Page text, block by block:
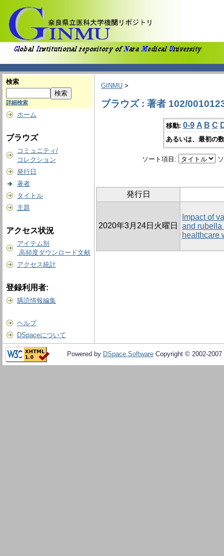
検索
詳細検索
ホーム
ブラウズ
コミュニティ/
コレクション
発行日
著者
タイトル
主題
アクセス状況
アイテム別
高頻度ダウンロード文献
アクセス統計
登録利用者:
購読情報編集
ヘルプ
DSpaceについて
GINMU >
ブラウズ : 著者 102/
移動: 0-9 A B C
あるいは、最初の
ソート項目:
発行日
2020年3月24日火曜日
Impact of
and rubella
healthcare
Powered by DSpace Software Copyright © 2002-2007